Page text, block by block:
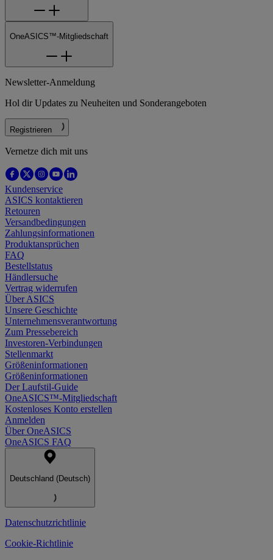
OneASICS™-Mitgliedschaft
Newsletter-Anmeldung
Hol dir Updates zu Neuheiten und Sonderangeboten
Registrieren
Vernetze dich mit uns
Kundenservice
ASICS kontaktieren
Retouren
Versandbedingungen
Zahlungsinformationen
Produktansprüchen
FAQ
Bestellstatus
Händlersuche
Vertrag widerrufen
Über ASICS
Unsere Geschichte
Unternehmensverantwortung
Zum Pressebereich
Investoren-Verbindungen
Stellenmarkt
Größeninformationen
Größeninformationen
Der Laufstil-Guide
OneASICS™-Mitgliedschaft
Kostenloses Konto erstellen
Anmelden
Über OneASICS
OneASICS FAQ
Deutschland (Deutsch)
Datenschutzrichtlinie
Cookie-Richtlinie